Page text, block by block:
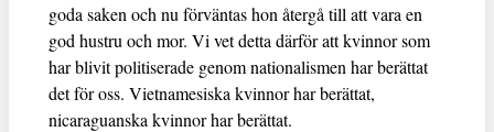
goda saken och nu förväntas hon återgå till att vara en
god hustru och mor. Vi vet detta därför att kvinnor som
har blivit politiserade genom nationalismen har berättat
det för oss. Vietnamesiska kvinnor har berättat,
nicaraguanska kvinnor har berättat.